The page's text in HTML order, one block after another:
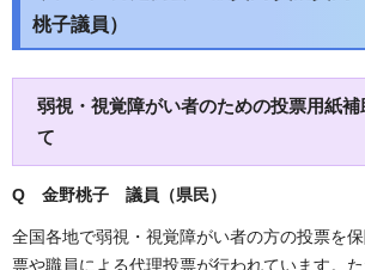
桃子議員）
弱視・視覚障がい者のための投票用紙
て
Q 金野桃子 議員（県民）
全国各地で弱視・視覚障がい者の方の投票を
票や職員による代理投票が行われています。